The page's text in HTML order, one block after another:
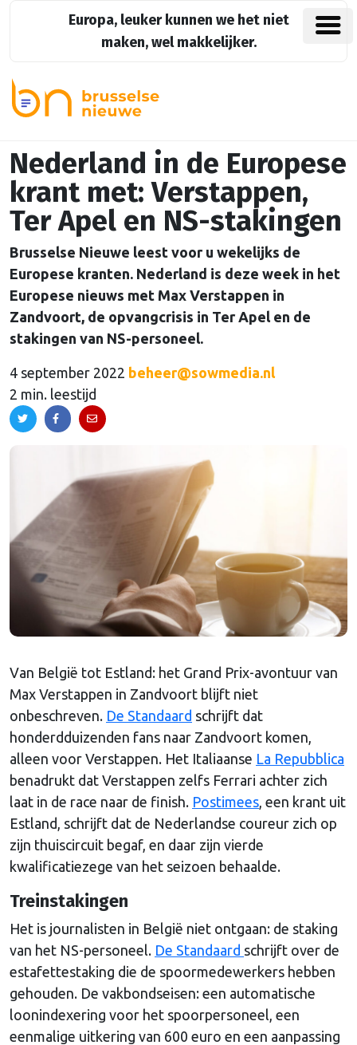
Europa, leuker kunnen we het niet
maken, wel makkelijker.
Nederland in de Europese
krant met: Verstappen,
Ter Apel en NS-stakingen
Brusselse Nieuwe leest voor u wekelijks de
Europese kranten. Nederland is deze week in het
Europese nieuws met Max Verstappen in
Zandvoort, de opvangcrisis in Ter Apel en de
stakingen van NS-personeel.
4 september 2022 beheer@sowmedia.nl
2 min. leestijd
Van België tot Estland: het Grand Prix-avontuur van
Max Verstappen in Zandvoort blijft niet
onbeschreven. De Standaard schrijft dat
honderdduizenden fans naar Zandvoort komen,
alleen voor Verstappen. Het Italiaanse La Repubblica
benadrukt dat Verstappen zelfs Ferrari achter zich
laat in de race naar de finish. Postimees , een krant uit
Estland, schrijft dat de Nederlandse coureur zich op
zijn thuiscircuit begaf, en daar zijn vierde
kwalificatiezege van het seizoen behaalde.
Treinstakingen
Het is journalisten in België niet ontgaan: de staking
van het NS-personeel. De Standaard schrijft over de
estafettestaking die de spoormedewerkers hebben
gehouden. De vakbondseisen: een automatische
loonindexering voor het ­spoorpersoneel, een
eenmalige uitkering van 600 euro en een aanpassing